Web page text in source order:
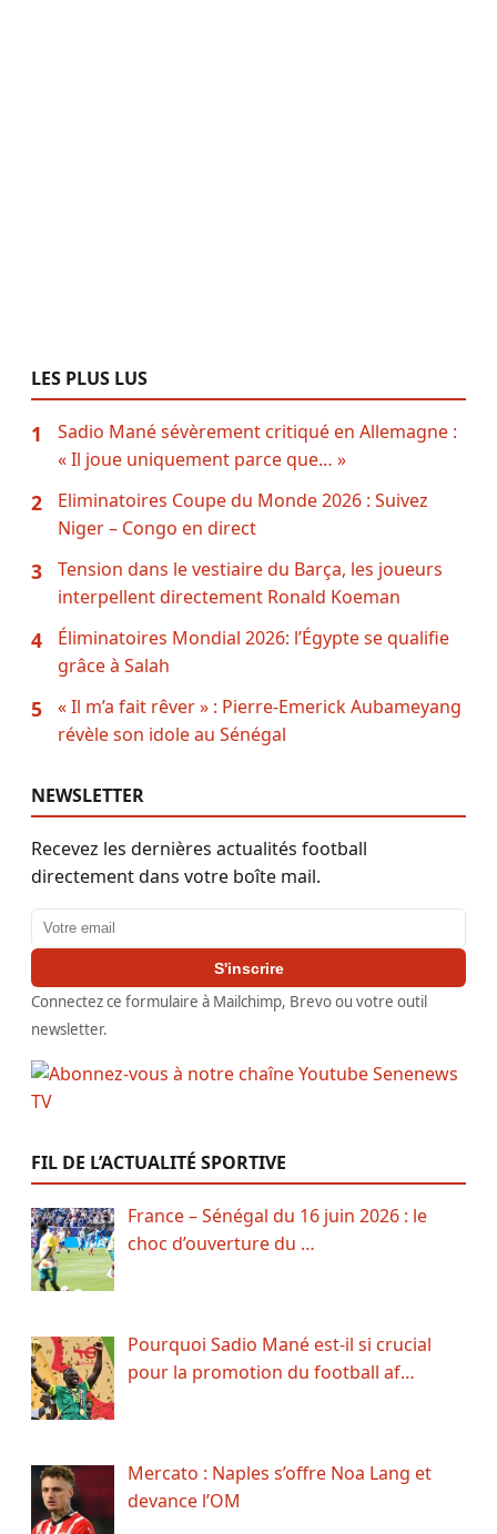
LES PLUS LUS
1
Sadio Mané sévèrement critiqué en Allemagne :
« Il joue uniquement parce que… »
2
Eliminatoires Coupe du Monde 2026 : Suivez
Niger – Congo en direct
3
Tension dans le vestiaire du Barça, les joueurs
interpellent directement Ronald Koeman
4
Éliminatoires Mondial 2026: l’Égypte se qualifie
grâce à Salah
5
« Il m’a fait rêver » : Pierre-Emerick Aubameyang
révèle son idole au Sénégal
NEWSLETTER
Recevez les dernières actualités football
directement dans votre boîte mail.
Adresse email
S'inscrire
Connectez ce formulaire à Mailchimp, Brevo ou votre outil
newsletter.
FIL DE L’ACTUALITÉ SPORTIVE
France – Sénégal du 16 juin 2026 : le
choc d’ouverture du …
Pourquoi Sadio Mané est-il si crucial
pour la promotion du football af…
Mercato : Naples s’offre Noa Lang et
devance l’OM